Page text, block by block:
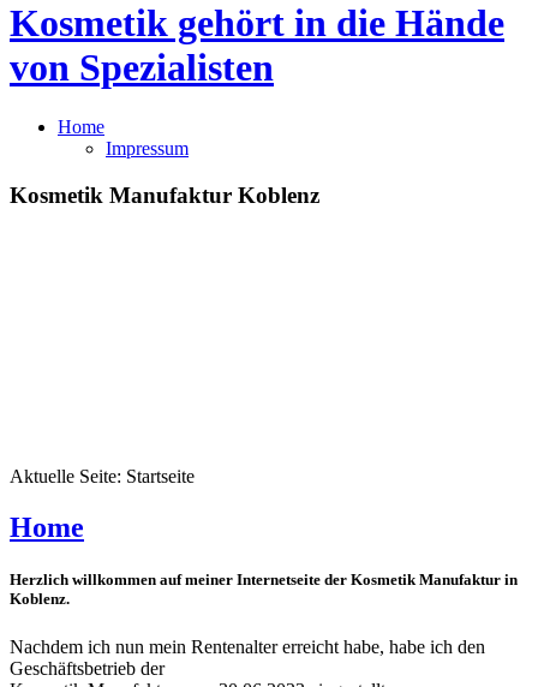
Kosmetik gehört in die Hände
von Spezialisten
Home
Impressum
Kosmetik Manufaktur Koblenz
Aktuelle Seite: Startseite
Home
Herzlich willkommen auf meiner Internetseite der Kosmetik Manufaktur in
Koblenz.
Nachdem ich nun mein Rentenalter erreicht habe, habe ich den
Geschäftsbetrieb der